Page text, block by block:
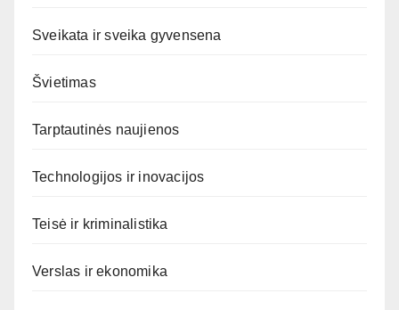
Sveikata ir sveika gyvensena
Švietimas
Tarptautinės naujienos
Technologijos ir inovacijos
Teisė ir kriminalistika
Verslas ir ekonomika